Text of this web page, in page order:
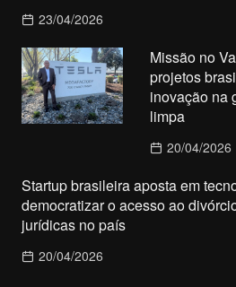
23/04/2026
Missão no
projetos
inovação na
limpa
20/04/2026
Startup brasileira aposta em
democratizar o acesso ao
jurídicas no país
20/04/2026